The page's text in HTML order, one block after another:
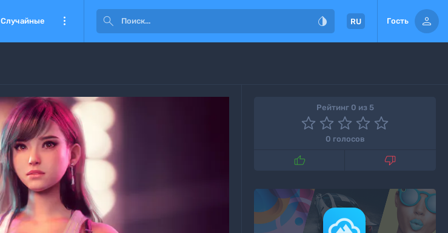
Случайные    RU Гость 
Рейтинг 0 из 5
0 голосов
 